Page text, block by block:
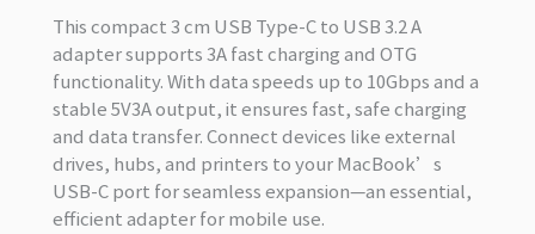
This compact 3 cm USB Type-C to USB 3.2 A
adapter supports 3A fast charging and OTG
functionality. With data speeds up to 10Gbps and a
stable 5V3A output, it ensures fast, safe charging
and data transfer. Connect devices like external
drives, hubs, and printers to your MacBook’s
USB-C port for seamless expansion—an essential,
efficient adapter for mobile use.